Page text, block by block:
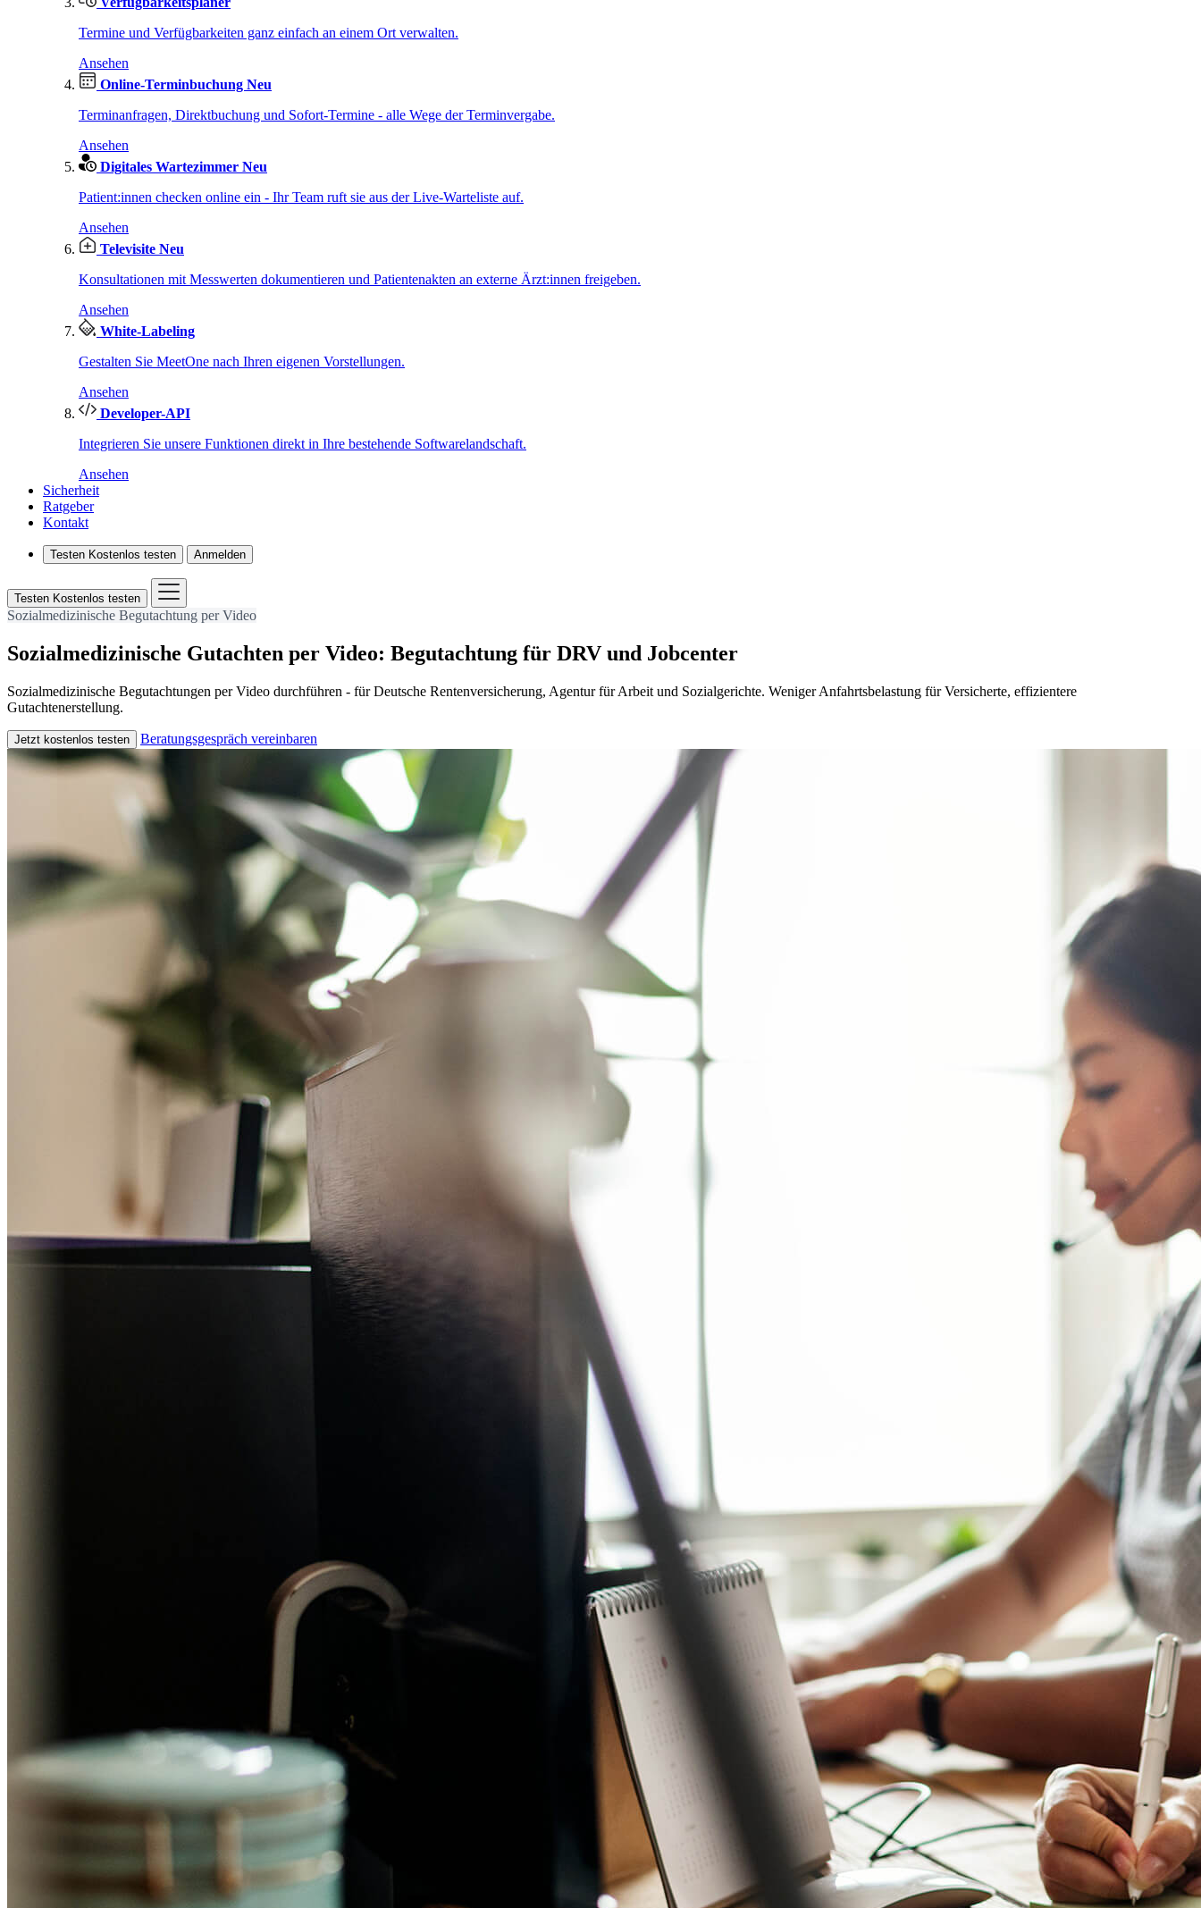
Termine und Verfügbarkeiten ganz einfach an einem Ort verwalten.
Ansehen
Online-Terminbuchung Neu
Terminanfragen, Direktbuchung und Sofort-Termine - alle Wege der Terminvergabe.
Ansehen
Digitales Wartezimmer Neu
Patient:innen checken online ein - Ihr Team ruft sie aus der Live-Warteliste auf.
Ansehen
Televisite Neu
Konsultationen mit Messwerten dokumentieren und Patientenakten an externe Ärzt:innen freigeben.
Ansehen
White-Labeling
Gestalten Sie MeetOne nach Ihren eigenen Vorstellungen.
Ansehen
Developer-API
Integrieren Sie unsere Funktionen direkt in Ihre bestehende Softwarelandschaft.
Ansehen
Sicherheit
Ratgeber
Kontakt
Testen Kostenlos testen Anmelden
Testen Kostenlos testen
Sozialmedizinische Begutachtung per Video
Sozialmedizinische Gutachten per Video: Begutachtung für DRV und Jobcenter
Sozialmedizinische Begutachtungen per Video durchführen - für Deutsche Rentenversicherung, Agentur für Arbeit und Sozialgerichte. Weniger Anfahrtsbelastung für Versicherte, effizientere
Gutachtenerstellung.
Jetzt kostenlos testen Beratungsgespräch vereinbaren